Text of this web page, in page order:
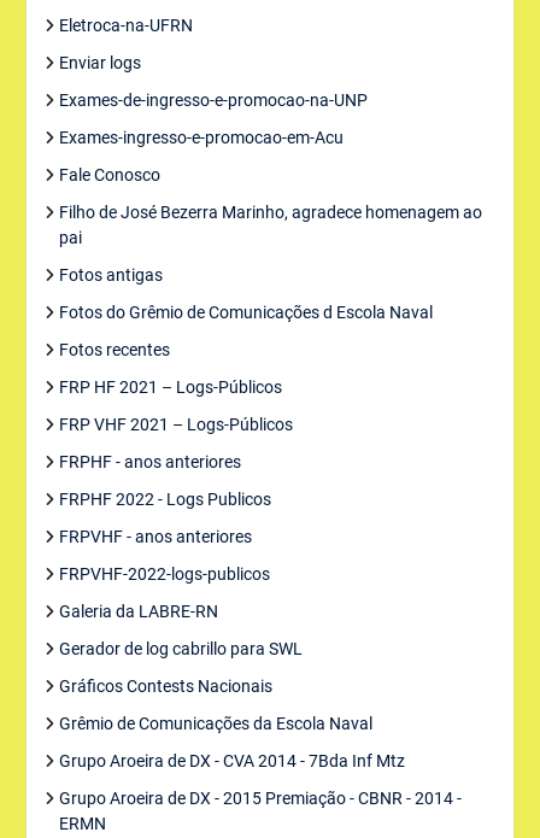
Eletroca-na-UFRN
Enviar logs
Exames-de-ingresso-e-promocao-na-UNP
Exames-ingresso-e-promocao-em-Acu
Fale Conosco
Filho de José Bezerra Marinho, agradece homenagem ao
pai
Fotos antigas
Fotos do Grêmio de Comunicações d Escola Naval
Fotos recentes
FRP HF 2021 – Logs-Públicos
FRP VHF 2021 – Logs-Públicos
FRPHF - anos anteriores
FRPHF 2022 - Logs Publicos
FRPVHF - anos anteriores
FRPVHF-2022-logs-publicos
Galeria da LABRE-RN
Gerador de log cabrillo para SWL
Gráficos Contests Nacionais
Grêmio de Comunicações da Escola Naval
Grupo Aroeira de DX - CVA 2014 - 7Bda Inf Mtz
Grupo Aroeira de DX - 2015 Premiação - CBNR - 2014 -
ERMN